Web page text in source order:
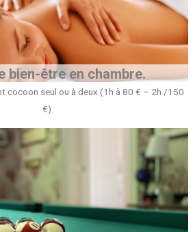
bien-être en chambre.
cocoon seul ou à deux.(1h à 80 € – 2h /150
€)